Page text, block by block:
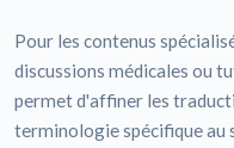
Pour les contenus
discussions médicales ou
permet d'affiner les
terminologie spécifique au